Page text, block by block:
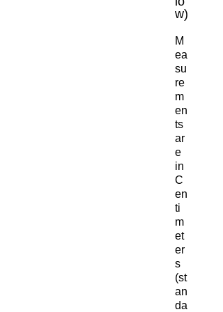
w)
M
ea
su
re
m
en
ts
ar
e
in
C
en
ti
m
et
er
s
(st
an
da